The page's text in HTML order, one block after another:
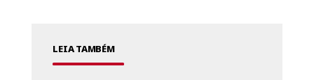
LEIA TAMBÉM